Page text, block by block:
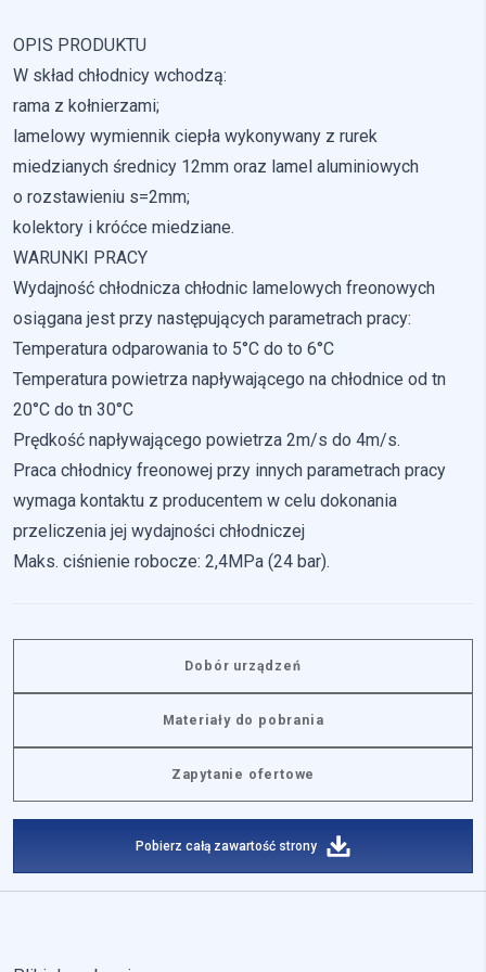
OPIS PRODUKTU
W skład chłodnicy wchodzą:
rama z kołnierzami;
lamelowy wymiennik ciepła wykonywany z rurek
miedzianych średnicy 12mm oraz lamel aluminiowych
o rozstawieniu s=2mm;
kolektory i króćce miedziane.
WARUNKI PRACY
Wydajność chłodnicza chłodnic lamelowych freonowych
osiągana jest przy następujących parametrach pracy:
Temperatura odparowania to 5°C do to 6°C
Temperatura powietrza napływającego na chłodnice od tn
20°C do tn 30°C
Prędkość napływającego powietrza 2m/s do 4m/s.
Praca chłodnicy freonowej przy innych parametrach pracy
wymaga kontaktu z producentem w celu dokonania
przeliczenia jej wydajności chłodniczej
Maks. ciśnienie robocze: 2,4MPa (24 bar).
Dobór urządzeń
Materiały do pobrania
Zapytanie ofertowe
Pobierz całą zawartość strony
Nieklasyfikowane pliki cookie, to pliki, które są w procesie
klasyfikowania, wraz z dostawcami poszczególnych
ciasteczek.
Odrzuć
Zapisz moje preferencje
Akceptuj wszystko